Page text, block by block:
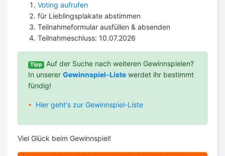
Voting aufrufen
für Lieblingsplakate abstimmen
Teilnahmeformular ausfüllen & absenden
Teilnahmeschluss: 10.07.2026
Tipp
Auf der Suche nach weiteren Gewinnspielen?
In unserer Gewinnspiel-Liste werdet ihr bestimmt
fündig!
Hier geht's zur Gewinnspiel-Liste
Viel Glück beim Gewinnspiel!